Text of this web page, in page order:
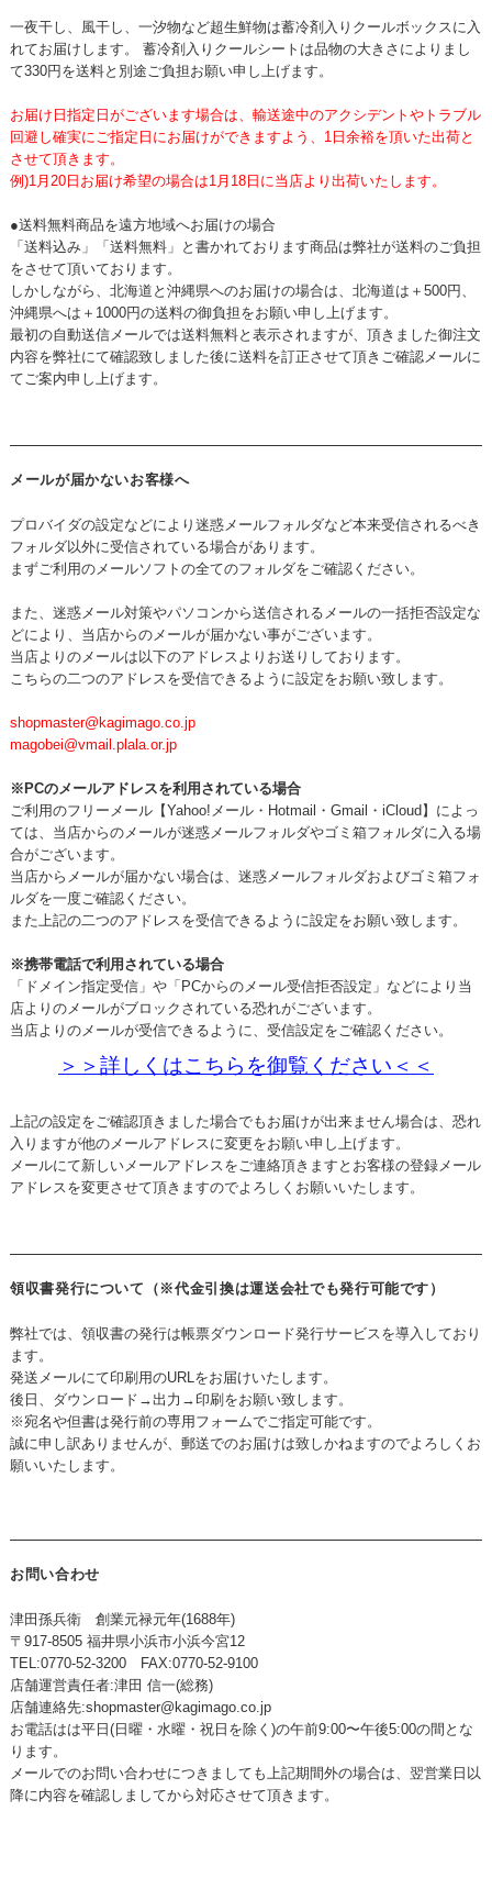
一夜干し、風干し、一汐物など超生鮮物は蓄冷剤入りクールボックスに入
れてお届けします。 蓄冷剤入りクールシートは品物の大きさによりまし
て330円を送料と別途ご負担お願い申し上げます。
お届け日指定日がございます場合は、輸送途中のアクシデントやトラブル
回避し確実にご指定日にお届けができますよう、1日余裕を頂いた出荷と
させて頂きます。
例)1月20日お届け希望の場合は1月18日に当店より出荷いたします。
●送料無料商品を遠方地域へお届けの場合
「送料込み」「送料無料」と書かれております商品は弊社が送料のご負担
をさせて頂いております。
しかしながら、北海道と沖縄県へのお届けの場合は、北海道は＋500円、
沖縄県へは＋1000円の送料の御負担をお願い申し上げます。
最初の自動送信メールでは送料無料と表示されますが、頂きました御注文
内容を弊社にて確認致しました後に送料を訂正させて頂きご確認メールに
てご案内申し上げます。
メールが届かないお客様へ
プロバイダの設定などにより迷惑メールフォルダなど本来受信されるべき
フォルダ以外に受信されている場合があります。
まずご利用のメールソフトの全てのフォルダをご確認ください。
また、迷惑メール対策やパソコンから送信されるメールの一括拒否設定な
どにより、当店からのメールが届かない事がございます。
当店よりのメールは以下のアドレスよりお送りしております。
こちらの二つのアドレスを受信できるように設定をお願い致します。
shopmaster@kagimago.co.jp
magobei@vmail.plala.or.jp
※PCのメールアドレスを利用されている場合
ご利用のフリーメール【Yahoo!メール・Hotmail・Gmail・iCloud】によっ
ては、当店からのメールが迷惑メールフォルダやゴミ箱フォルダに入る場
合がございます。
当店からメールが届かない場合は、迷惑メールフォルダおよびゴミ箱フォ
ルダを一度ご確認ください。
また上記の二つのアドレスを受信できるように設定をお願い致します。
※携帯電話で利用されている場合
「ドメイン指定受信」や「PCからのメール受信拒否設定」などにより当
店よりのメールがブロックされている恐れがございます。
当店よりのメールが受信できるように、受信設定をご確認ください。
＞＞詳しくはこちらを御覧ください＜＜
上記の設定をご確認頂きました場合でもお届けが出来ません場合は、恐れ
入りますが他のメールアドレスに変更をお願い申し上げます。
メールにて新しいメールアドレスをご連絡頂きますとお客様の登録メール
アドレスを変更させて頂きますのでよろしくお願いいたします。
領収書発行について（※代金引換は運送会社でも発行可能です）
弊社では、領収書の発行は帳票ダウンロード発行サービスを導入しており
ます。
発送メールにて印刷用のURLをお届けいたします。
後日、ダウンロード→出力→印刷をお願い致します。
※宛名や但書は発行前の専用フォームでご指定可能です。
誠に申し訳ありませんが、郵送でのお届けは致しかねますのでよろしくお
願いいたします。
お問い合わせ
津田孫兵衛 創業元禄元年(1688年)
〒917-8505 福井県小浜市小浜今宮12
TEL:0770-52-3200 FAX:0770-52-9100
店舗運営責任者:津田 信一(総務)
店舗連絡先:shopmaster@kagimago.co.jp
お電話はは平日(日曜・水曜・祝日を除く)の午前9:00〜午後5:00の間とな
ります。
メールでのお問い合わせにつきましても上記期間外の場合は、翌営業日以
降に内容を確認しましてから対応させて頂きます。